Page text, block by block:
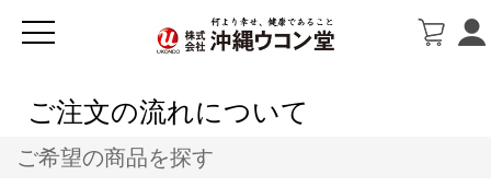
ご注文の流れについて
ご希望の商品を探す